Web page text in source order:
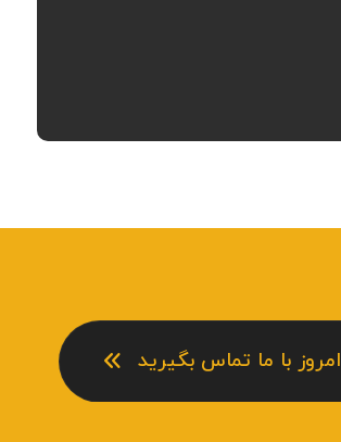
امروز با ما تماس بگیرید